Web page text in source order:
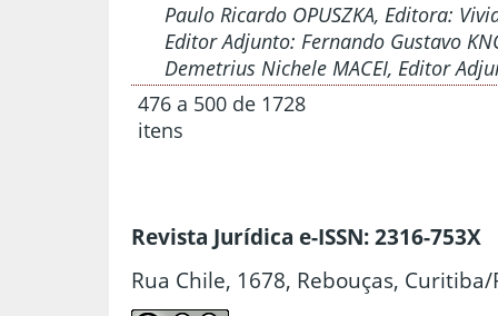
Paulo Ricardo OPUSZKA, Editora:
Editor Adjunto: Fernando Gustavo
Demetrius Nichele MACEI, Editor
476 a 500 de 1728
itens
Revista Jurídica e-ISSN: 2316-753X
Rua Chile, 1678, Rebouças, Curitiba/